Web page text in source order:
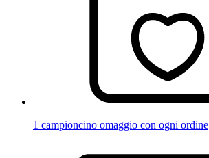
1 campioncino omaggio con ogni ordine